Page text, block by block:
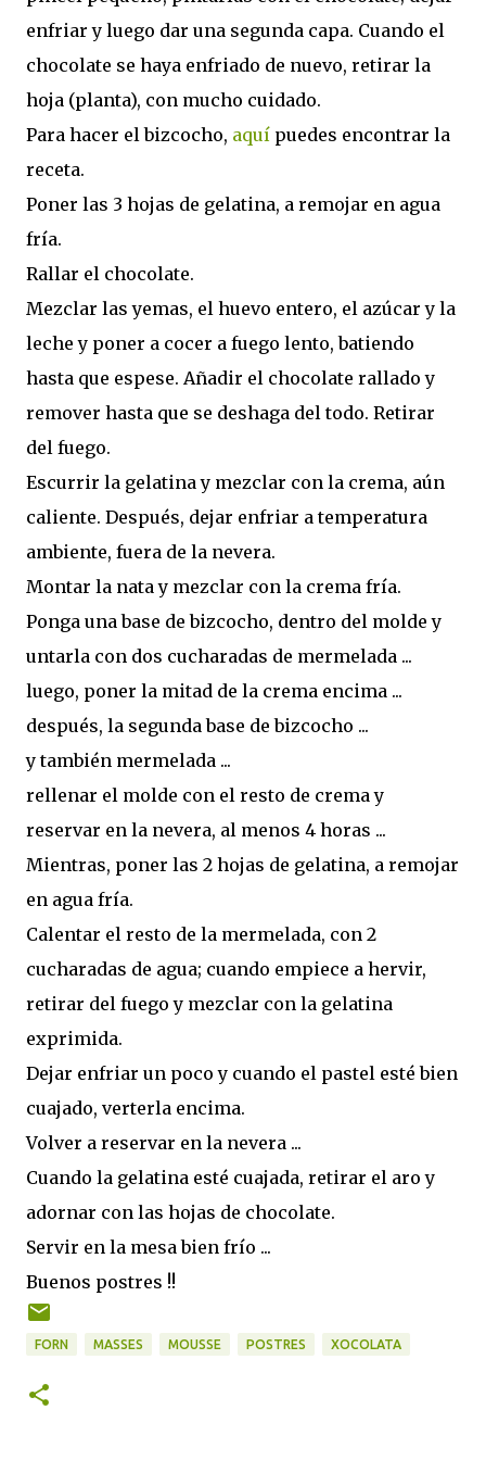
enfriar y luego dar una segunda capa. Cuando el
chocolate se haya enfriado de nuevo, retirar la
hoja (planta), con mucho cuidado.
Para hacer el bizcocho, aquí puedes encontrar la
receta.
Poner las 3 hojas de gelatina, a remojar en agua
fría.
Rallar el chocolate.
Mezclar las yemas, el huevo entero, el azúcar y la
leche y poner a cocer a fuego lento, batiendo
hasta que espese. Añadir el chocolate rallado y
remover hasta que se deshaga del todo. Retirar
del fuego.
Escurrir la gelatina y mezclar con la crema, aún
caliente. Después, dejar enfriar a temperatura
ambiente, fuera de la nevera.
Montar la nata y mezclar con la crema fría.
Ponga una base de bizcocho, dentro del molde y
untarla con dos cucharadas de mermelada ...
luego, poner la mitad de la crema encima ...
después, la segunda base de bizcocho ...
y también mermelada ...
rellenar el molde con el resto de crema y
reservar en la nevera, al menos 4 horas ...
Mientras, poner las 2 hojas de gelatina, a remojar
en agua fría.
Calentar el resto de la mermelada, con 2
cucharadas de agua; cuando empiece a hervir,
retirar del fuego y mezclar con la gelatina
exprimida.
Dejar enfriar un poco y cuando el pastel esté bien
cuajado, verterla encima.
Volver a reservar en la nevera ...
Cuando la gelatina esté cuajada, retirar el aro y
adornar con las hojas de chocolate.
Servir en la mesa bien frío ...
Buenos postres !!
FORN MASSES MOUSSE POSTRES XOCOLATA